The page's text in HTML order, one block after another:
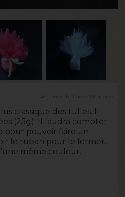
classique des tulles. Il
(25g). Il faudra compter
pour pouvoir faire un
le ruban pour le fermer.
même couleur.